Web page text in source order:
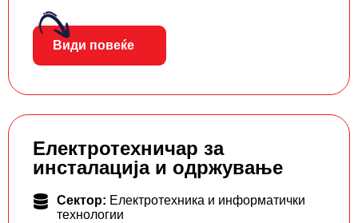
Види повеќе
Електротехничар за
инсталација и одржување
Сектор: Електротехника и информатички
технологии